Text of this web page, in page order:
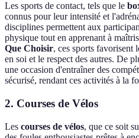
Les sports de contact, tels que le
connus pour leur intensité et
disciplines permettent aux
physique tout en apprenant à
Que Choisir, ces sports favorisent
en soi et le respect des autres. De
une occasion d'entraîner des
sécurisé, rendant ces activités à la
2. Courses de Vélos
Les courses de vélos, que ce soit